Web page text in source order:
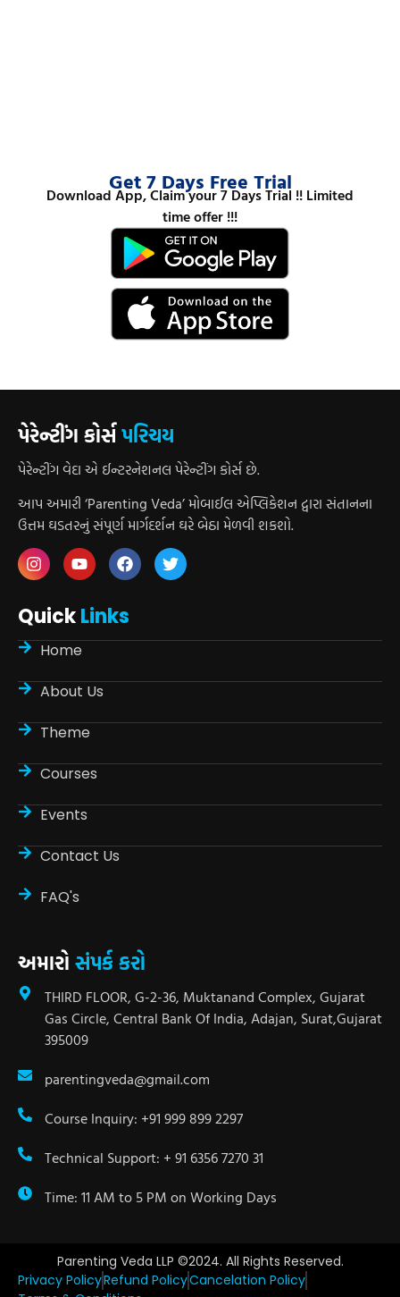
Get 7 Days Free Trial
Download App, Claim your 7 Days Trial !! Limited
time offer !!!
પેરેન્ટીંગ કોર્સપરિચય
પેરેન્ટીંગ વેદા એ ઈન્ટરનેશનલ પેરેન્ટીંગ કોર્સ છે.
આપ અમારી ‘Parenting Veda’ મોબાઈલ એપ્લિકેશન દ્વારા સંતાનના
ઉત્તમ ઘડતરનું સંપૂર્ણ માર્ગદર્શન ઘરે બેઠા મેળવી શકશો.
QuickLinks
Home
About Us
Theme
Courses
Events
Contact Us
FAQ's
અમારો સંપર્ક કરો
THIRD FLOOR, G-2-36, Muktanand Complex, Gujarat
Gas Circle, Central Bank Of India, Adajan, Surat,Gujarat
395009
parentingveda@gmail.com
Course Inquiry: +91 999 899 2297
Technical Support: + 91 6356 7270 31
Time: 11 AM to 5 PM on Working Days
Parenting Veda LLP ©2024. All Rights Reserved.
Privacy PolicyRefund PolicyCancelation Policy